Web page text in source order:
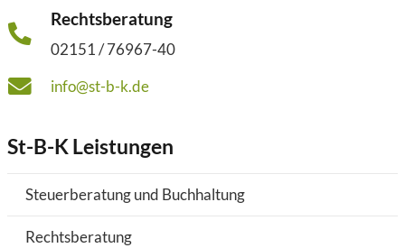
Rechtsberatung
02151 / 76967-40
info@st-b-k.de
St-B-K Leistungen
Steuerberatung und Buchhaltung
Rechtsberatung